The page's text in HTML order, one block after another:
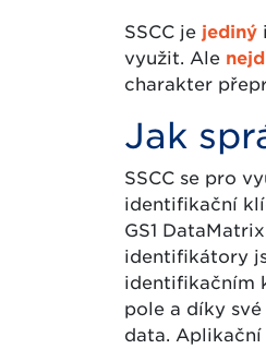
SSCC je jediný
využit. Ale
charakter
Jak
SSCC se pro
identifikační
GS1
identifikátory
identifikačním
pole a díky
data.